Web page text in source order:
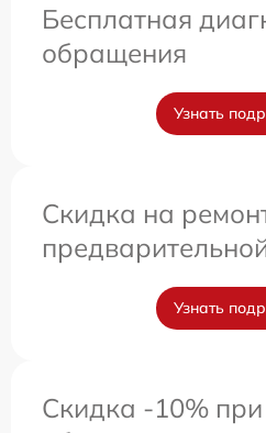
Бесплатная
обращения
Узнать
Скидка на
Узнать
Скидка -10%